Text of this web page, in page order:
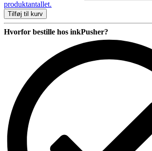
Vægstik
Fi
antal
produktantallet.
Tilføj til kurv
Hvorfor bestille hos inkPusher?